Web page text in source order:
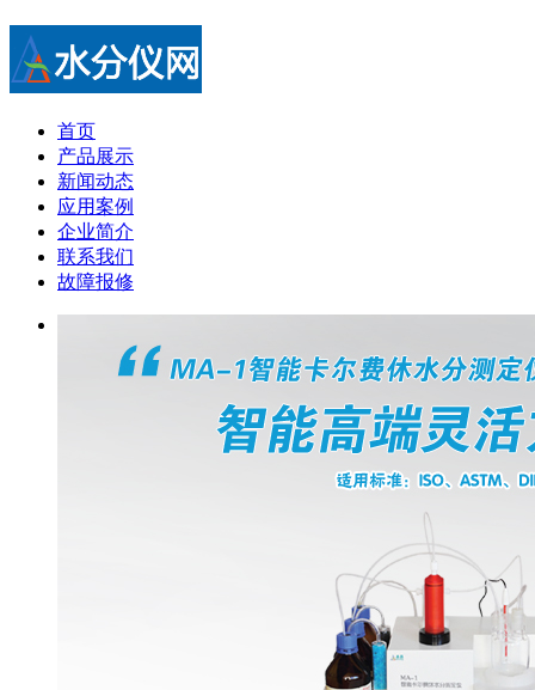
首页
产品展示
新闻动态
应用案例
企业简介
联系我们
故障报修